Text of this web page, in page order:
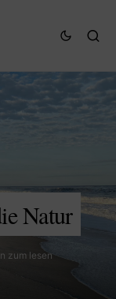
Natur
zum lesen